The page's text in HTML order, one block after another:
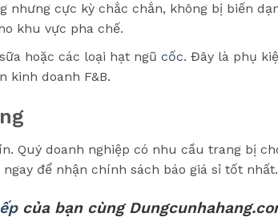
cực kỳ chắc chắn, không bị biến
khu vực pha chế.
hoặc các loại hạt ngũ cốc. Đây là phụ
kinh doanh F&B.
Quý doanh nghiệp có nhu cầu trang bị
để nhận chính sách báo giá sỉ tốt nhất.
của bạn cùng